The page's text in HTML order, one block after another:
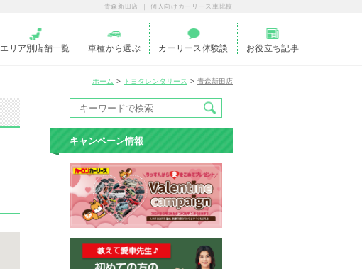
青森新田店 ｜ 個人向けカーリース車比較
エリア別店舗一覧 車種から選ぶ カーリース体験談 お役立ち記事
ホーム トヨタレンタリース 青森新田店
キャンペーン情報